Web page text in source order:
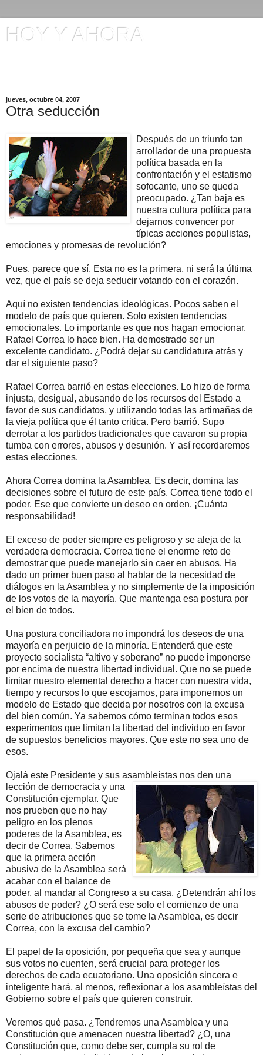
HOY Y AHORA
jueves, octubre 04, 2007
Otra seducción
Después de un triunfo tan
arrollador de una propuesta
política basada en la
confrontación y el estatismo
sofocante, uno se queda
preocupado. ¿Tan baja es
nuestra cultura política para
dejarnos convencer por
típicas acciones populistas,
emociones y promesas de revolución?
Pues, parece que sí. Esta no es la primera, ni será la última
vez, que el país se deja seducir votando con el corazón.
Aquí no existen tendencias ideológicas. Pocos saben el
modelo de país que quieren. Solo existen tendencias
emocionales. Lo importante es que nos hagan emocionar.
Rafael Correa lo hace bien. Ha demostrado ser un
excelente candidato. ¿Podrá dejar su candidatura atrás y
dar el siguiente paso?
Rafael Correa barrió en estas elecciones. Lo hizo de forma
injusta, desigual, abusando de los recursos del Estado a
favor de sus candidatos, y utilizando todas las artimañas de
la vieja política que él tanto critica. Pero barrió. Supo
derrotar a los partidos tradicionales que cavaron su propia
tumba con errores, abusos y desunión. Y así recordaremos
estas elecciones.
Ahora Correa domina la Asamblea. Es decir, domina las
decisiones sobre el futuro de este país. Correa tiene todo el
poder. Ese que convierte un deseo en orden. ¡Cuánta
responsabilidad!
El exceso de poder siempre es peligroso y se aleja de la
verdadera democracia. Correa tiene el enorme reto de
demostrar que puede manejarlo sin caer en abusos. Ha
dado un primer buen paso al hablar de la necesidad de
diálogos en la Asamblea y no simplemente de la imposición
de los votos de la mayoría. Que mantenga esa postura por
el bien de todos.
Una postura conciliadora no impondrá los deseos de una
mayoría en perjuicio de la minoría. Entenderá que este
proyecto socialista “altivo y soberano” no puede imponerse
por encima de nuestra libertad individual. Que no se puede
limitar nuestro elemental derecho a hacer con nuestra vida,
tiempo y recursos lo que escojamos, para imponernos un
modelo de Estado que decida por nosotros con la excusa
del bien común. Ya sabemos cómo terminan todos esos
experimentos que limitan la libertad del individuo en favor
de supuestos beneficios mayores. Que este no sea uno de
esos.
Ojalá este Presidente y sus asambleístas nos den una
lección de democracia y una
Constitución ejemplar. Que
nos prueben que no hay
peligro en los plenos
poderes de la Asamblea, es
decir de Correa. Sabemos
que la primera acción
abusiva de la Asamblea será
acabar con el balance de
poder, al mandar al Congreso a su casa. ¿Detendrán ahí los
abusos de poder? ¿O será ese solo el comienzo de una
serie de atribuciones que se tome la Asamblea, es decir
Correa, con la excusa del cambio?
El papel de la oposición, por pequeña que sea y aunque
sus votos no cuenten, será crucial para proteger los
derechos de cada ecuatoriano. Una oposición sincera e
inteligente hará, al menos, reflexionar a los asambleístas del
Gobierno sobre el país que quieren construir.
Veremos qué pasa. ¿Tendremos una Asamblea y una
Constitución que amenacen nuestra libertad? ¿O, una
Constitución que, como debe ser, cumpla su rol de